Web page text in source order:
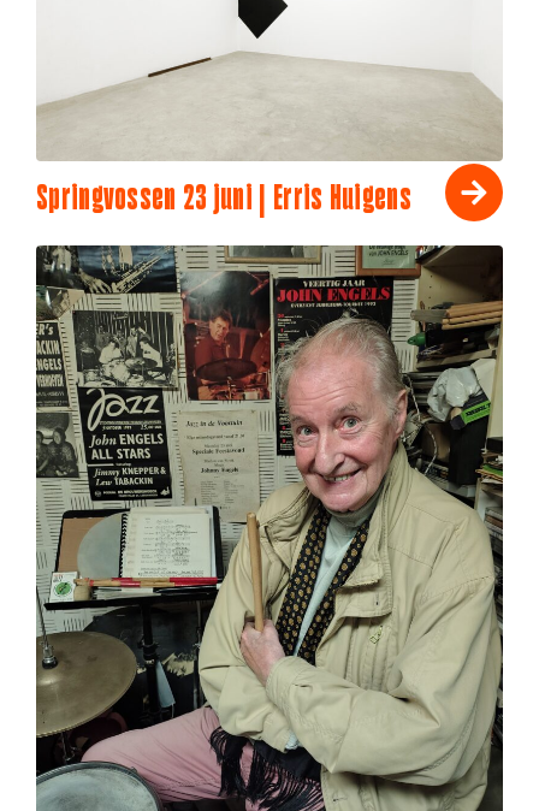
Springvossen 23 juni | Erris Huigens